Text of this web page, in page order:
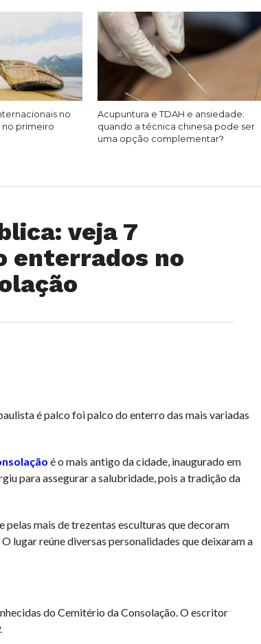
no
no primeiro
Acupuntura e TDAH e ansiedade:
quando a técnica chinesa pode ser
uma opção complementar?
veja 7
enterrados no
é palco foi palco do enterro das mais variadas
é o mais antigo da cidade, inaugurado em
para assegurar a salubridade, pois a tradição da
pelas mais de trezentas esculturas que decoram
lugar reúne diversas personalidades que deixaram a
do Cemitério da Consolação. O escritor